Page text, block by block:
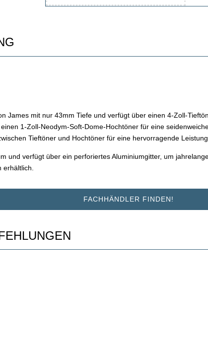
James mit nur 43mm Tiefe und verfügt über einen 4-Zoll-
1-Zoll-Neodym-Soft-Dome-Hochtöner für eine
Tieftöner und Hochtöner für eine hervorragende
und verfügt über ein perforiertes Aluminiumgitter, um
FACHHÄNDLER FINDEN!